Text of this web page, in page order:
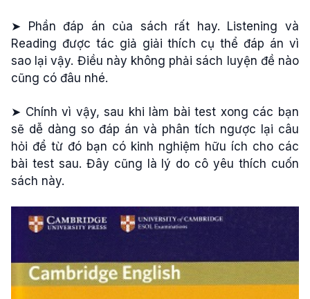
➤ Phần đáp án của sách rất hay. Listening và
Reading được tác giả giải thích cụ thể đáp án vì
sao lại vậy. Điều này không phải sách luyện đề nào
cũng có đâu nhé.
➤ Chính vì vậy, sau khi làm bài test xong các bạn
sẽ dễ dàng so đáp án và phân tích ngược lại câu
hỏi để từ đó bạn có kinh nghiệm hữu ích cho các
bài test sau. Đây cũng là lý do cô yêu thích cuốn
sách này.